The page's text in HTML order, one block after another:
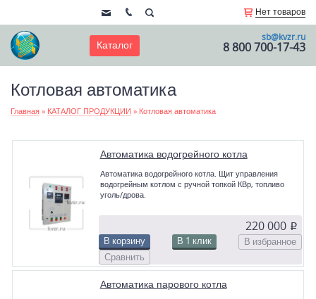
Нет товаров
Каталог
sb@kvzr.ru
8 800 700-17-43
Котловая автоматика
Главная » КАТАЛОГ ПРОДУКЦИИ » Котловая автоматика
Автоматика водогрейного котла
Автоматика водогрейного котла. Щит управления
водогрейным котлом с ручной топкой КВр, топливо
уголь/дрова.
220 000 p
В корзину В 1 клик
В избранное
Сравнить
Автоматика парового котла